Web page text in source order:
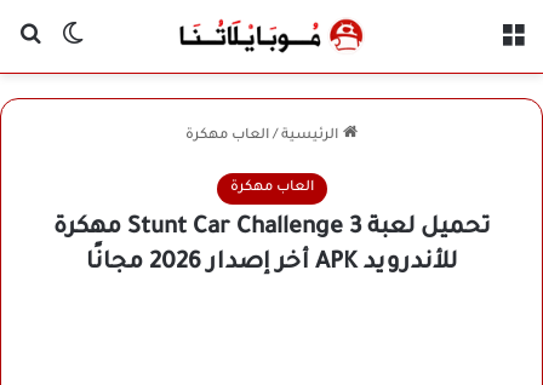
الوضع
الرئيسية / العاب مهكرة
العاب مهكرة
تحميل لعبة Stunt Car Challenge 3 مهكرة
للأندرويد APK أخر إصدار 2026 مجانًا